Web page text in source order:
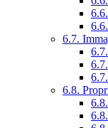
6.7.
6.8.